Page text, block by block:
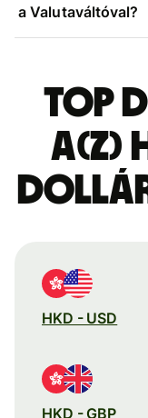
a Valutaváltóval?
Top
a(z)
dollár
HKD - USD
HKD - GBP